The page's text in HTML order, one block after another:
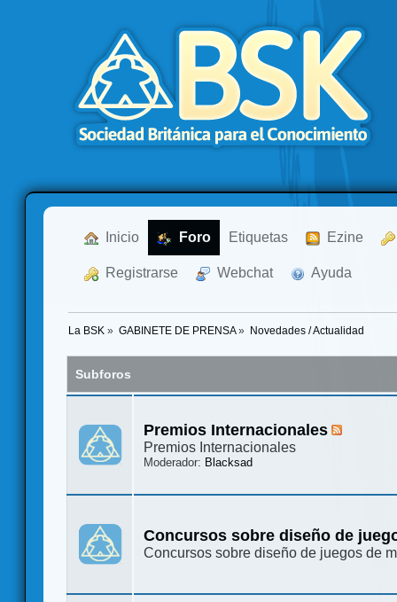
Inicio Foro Etiquetas Ezine
Registrarse Webchat Ayuda
La BSK » GABINETE DE PRENSA» Novedades / Actualidad
Subforos
Premios Internacionales
Premios Internacionales
Moderador: Blacksad
Concursos sobre diseño de
Concursos sobre diseño de juegos de